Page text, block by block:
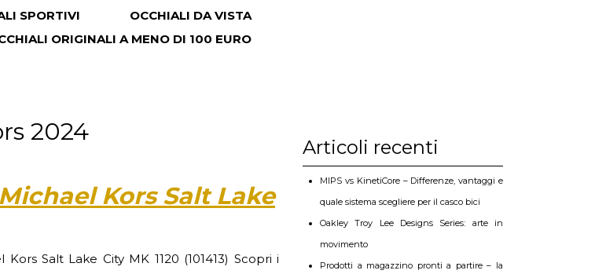
SPORTIVI
OCCHIALI DA VISTA
ORIGINALI A MENO DI 100 EURO
2024
Kors Salt Lake
Salt Lake City MK 1120 (101413) Scopri i
Articoli recenti
MIPS vs KinetiCore – Differenze, vantaggi e
quale sistema scegliere per il casco bici
Oakley Troy Lee Designs Series: arte in
movimento
Prodotti a magazzino pronti a partire – la